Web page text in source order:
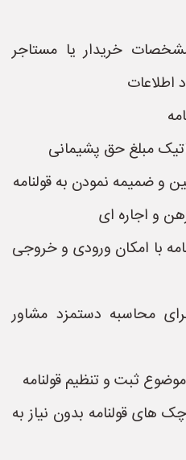
خریدار یا مستاجر
اطلاعات
مبلغ حق پشیمانی
و ضمیمه نمودن به قولنامه
و اجاره ای
با امکان ورودی و خروجی
محاسبه دستمزد مشاور
ثبت و تنظیم قولنامه
های قولنامه بدون نیاز به